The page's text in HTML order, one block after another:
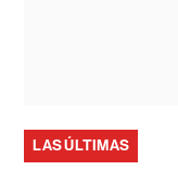
LAS ÚLTIMAS